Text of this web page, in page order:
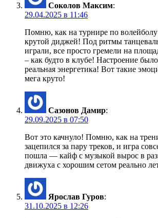
Соколов Максим:
29.04.2025 в 11:46
Помню, как на турнире по
крутой диджей! Под ритмы
играли, все просто гремели на
– как будто в клубе! Настроение
реальная энергетика! Вот такие
мега круто!
Сазонов Дамир:
29.09.2025 в 07:50
Вот это качнуло! Помню, как на
зацепился за пару треков, и игра
пошла — кайф с музыкой вырос в
движуха с хорошим сетом реально
Ярослав Гуров:
31.10.2025 в 12:26